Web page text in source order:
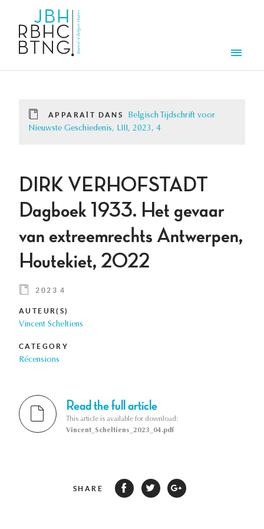
APPARAÎT DANS
Belgisch Tijdschrift voor
Nieuwste Geschiedenis, LIII, 2023, 4
DIRK VERHOFSTADT
Dagboek 1933. Het gevaar
van extreemrechts Antwerpen,
Houtekiet, 2022
2023 4
AUTEUR(S)
Vincent Scheltiens
CATEGORY
Récensions
Read the full article
This article is available for download:
Vincent_Scheltiens_2023_04.pdf
SHARE